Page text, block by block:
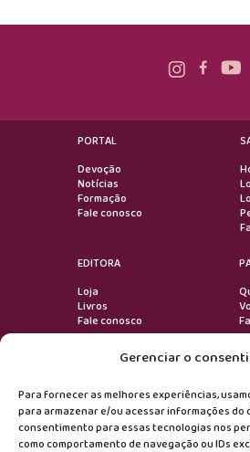
Gerenciar o
Para fornecer as melhores experiências,
para armazenar e/ou acessar informações do
consentimento para essas tecnologias nos
como comportamento de navegação ou IDs
PORTAL
Devoção
Notícias
Formação
Fale conosco
EDITORA
Loja
Livros
Fale conosco
Devoção